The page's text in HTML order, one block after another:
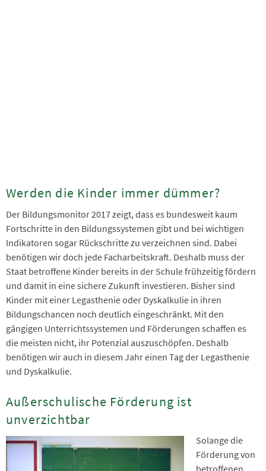
Werden die Kinder immer dümmer?
Der Bildungsmonitor 2017 zeigt, dass es bundesweit kaum
Fortschritte in den Bildungssystemen gibt und bei wichtigen
Indikatoren sogar Rückschritte zu verzeichnen sind. Dabei
benötigen wir doch jede Facharbeitskraft. Deshalb muss der
Staat betroffene Kinder bereits in der Schule frühzeitig fördern
und damit in eine sichere Zukunft investieren. Bisher sind
Kinder mit einer Legasthenie oder Dyskalkulie in ihren
Bildungschancen noch deutlich eingeschränkt. Mit den
gängigen Unterrichtssystemen und Förderungen schaffen es
die meisten nicht, ihr Potenzial auszuschöpfen. Deshalb
benötigen wir auch in diesem Jahr einen Tag der Legasthenie
und Dyskalkulie.
Außerschulische Förderung ist
unverzichtbar
Solange die
Förderung von